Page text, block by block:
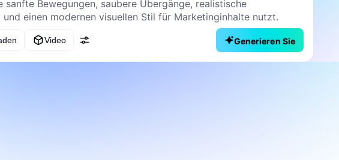
Video Generieren Sie